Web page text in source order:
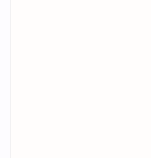
Setelah mengetahui makna lagu Beri
mungkin kamu ingin segera
sudah
Stevan Pasaribu - Beri Aku
Tak lupa juga beserta musik dan vidio
Lirik Lagu Stevan